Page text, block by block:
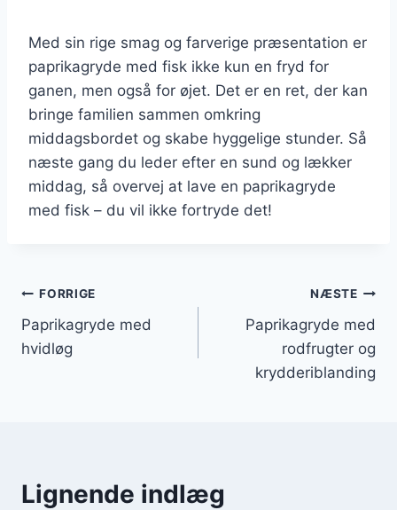
Med sin rige smag og farverige præsentation er
paprikagryde med fisk ikke kun en fryd for
ganen, men også for øjet. Det er en ret, der kan
bringe familien sammen omkring
middagsbordet og skabe hyggelige stunder. Så
næste gang du leder efter en sund og lækker
middag, så overvej at lave en paprikagryde
med fisk – du vil ikke fortryde det!
Indlægsnavigation
FORRIGE
Paprikagryde med
hvidløg
NÆSTE
Paprikagryde med
rodfrugter og
krydderiblanding
Lignende indlæg